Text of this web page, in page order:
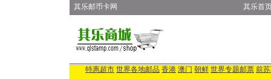
其乐邮币卡网 其乐首
特惠超市 世界各地邮品 香港 澳门 朝鲜 世界专题邮票 前